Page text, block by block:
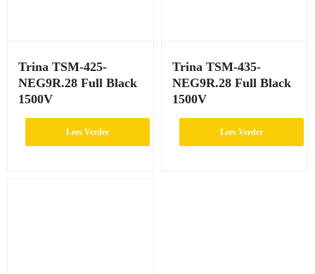
Trina TSM-425-
NEG9R.28 Full Black
1500V
Lees Verder
Trina TSM-435-
NEG9R.28 Full Black
1500V
Lees Verder